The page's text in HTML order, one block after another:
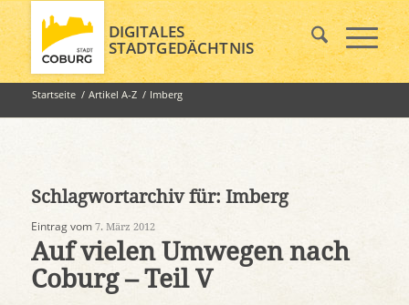
DIGITALES
STADTGEDÄCHTNIS
Startseite / Artikel A-Z / Imberg
Schlagwortarchiv für: Imberg
Eintrag vom 7. März 2012
Auf vielen Umwegen nach
Coburg – Teil V